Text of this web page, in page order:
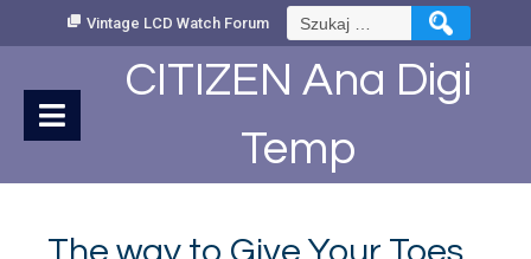
Vintage LCD Watch Forum Szukaj:
CITIZEN Ana Digi
Temp
The way to Give Your Toes